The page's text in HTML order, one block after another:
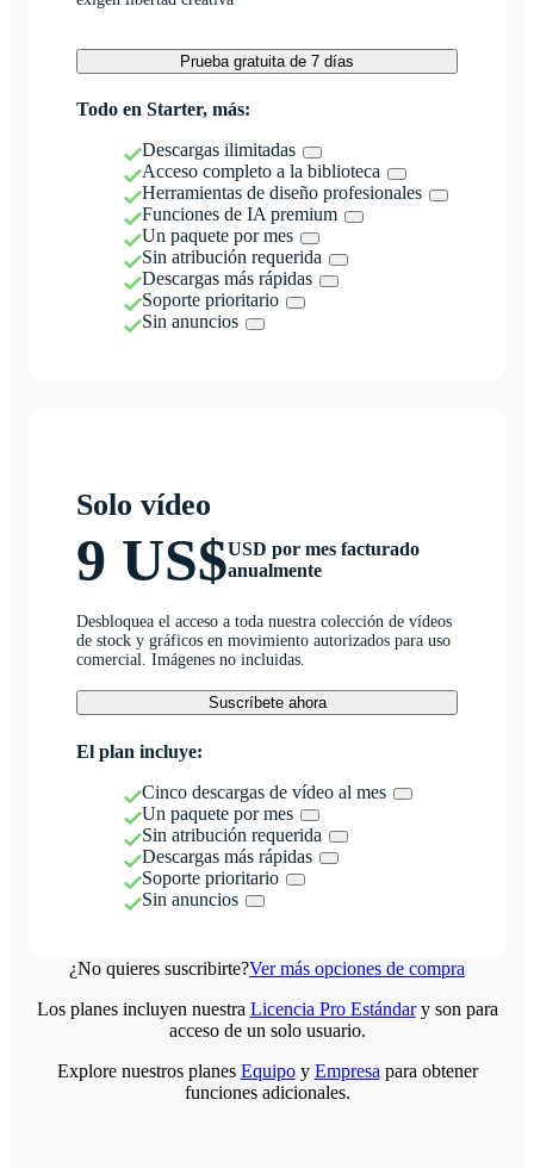
Prueba gratuita de 7 días
Todo en Starter, más:
Descargas ilimitadas
Acceso completo a la biblioteca
Herramientas de diseño profesionales
Funciones de IA premium
Un paquete por mes
Sin atribución requerida
Descargas más rápidas
Soporte prioritario
Sin anuncios
Solo vídeo
9 US$USD por mes facturado
anualmente
Desbloquea el acceso a toda nuestra colección de vídeos
de stock y gráficos en movimiento autorizados para uso
comercial. Imágenes no incluidas.
Suscríbete ahora
El plan incluye:
Cinco descargas de vídeo al mes
Un paquete por mes
Sin atribución requerida
Descargas más rápidas
Soporte prioritario
Sin anuncios
¿No quieres suscribirte?Ver más opciones de compra
Los planes incluyen nuestra Licencia Pro Estándary son para
acceso de un solo usuario.
Explore nuestros planes Equipoy Empresa para obtener
funciones adicionales.